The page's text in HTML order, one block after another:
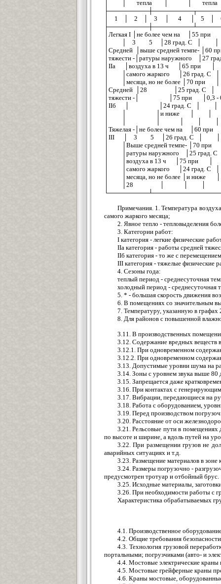
│ │ тепла │ │
│ 1 │ 2 │ 3 │ 4 │ 5 │
│Легкая I │не более чем на │55 при
│ │ 3 5 │28 град. C │
│Средней │выше средней темпе- │60
│тяжести -│ратуры наружного
│IIа │воздуха в 13 ч │65
│ │самого жаркого │26
│ │месяца, но не более │70
│Средней │28 │25 град.
│тяжести -│ │75 при │0,3 -
│IIб │ │24 град. C │
│ │ │и ниже │ │
│Тяжелая -│не более чем на │60
│III │ 3 5 │26 град. C
│ │Выше средней темпе-
│ │ратуры наружного │25
│ │воздуха в 13 ч │75
│ │самого жаркого │24
│ │месяца, но не более │и
│ │28 │ │ │
Примечания. 1. Температура
самого жаркого месяца;
2. Явное тепло - тепловыделения
3. Категории работ:
I категория - легкие физические
IIа категория - работы средней
IIб категория - то же с
III категория - тяжелые физические
4. Сезоны года:
теплый период - среднесуточная
холодный период - среднесуточная
5. * - большая скорость движения
6. В помещениях со значительным
7. Температуру, указанную в
8. Для районов с повышенной
3.11. В производственных
3.12. Содержание вредных веществ
3.12.1. При одновременном
3.12.2. При одновременном
3.13. Допустимые уровни шума на
3.14. Зоны с уровнем звука выше 80
3.15. Запрещается даже
3.16. При контактах с
3.17. Вибрации, передающиеся на
3.18. Работа с оборудованием,
3.19. Перед производством
3.20. Расстояние от оси
3.21. Рельсовые пути в помещениях
по высоте и ширине, а вдоль путей на
3.22. При размещении грузов не
аварийных ситуациях и т.д.
3.23. Размещение материалов в
3.24. Размеры погрузочно -
предусмотрен тротуар и отбойный брус.
3.25. Исходные материалы,
3.26. При необходимости работы с
Характеристика обрабатываемых
4.1. Производственное
4.2. Общие требования
4.3. Технология грузовой
портальными; погрузчиками (авто- и
4.4. Мостовые электрические
4.5. Мостовые грейферные краны
4.6. Краны мостовые,